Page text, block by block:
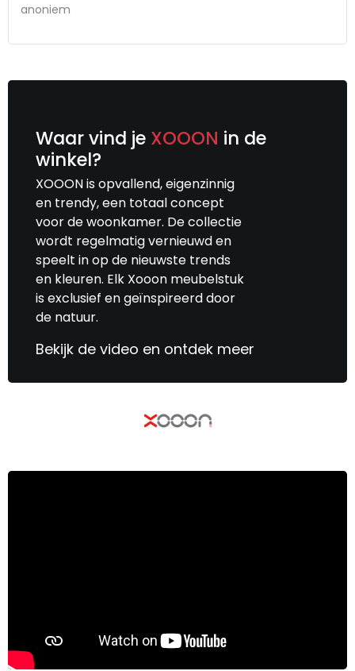
anoniem
Waar vind je XOOON in de
winkel?
XOOON is opvallend, eigenzinnig
en trendy, een totaal concept
voor de woonkamer. De collectie
wordt regelmatig vernieuwd en
speelt in op de nieuwste trends
en kleuren. Elk Xooon meubelstuk
is exclusief en geïnspireerd door
de natuur.
Bekijk de video en ontdek meer